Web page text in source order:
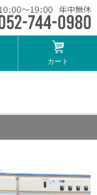
カート